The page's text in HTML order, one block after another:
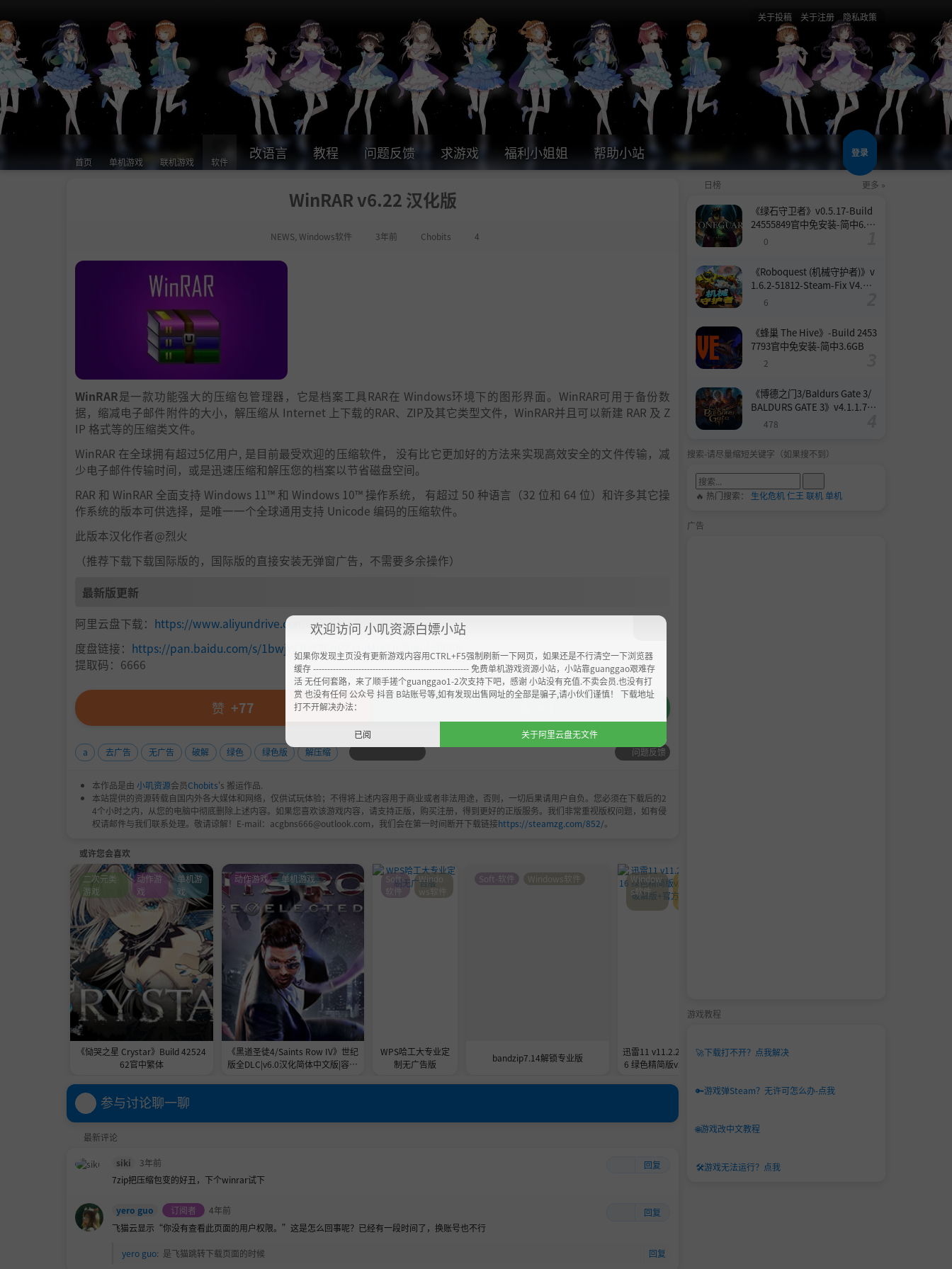
关于投稿 关于注册 隐私政策
首页 单机游戏 联机游戏 软件
改语言 教程 问题反馈 求游戏 福利小姐姐 帮助小站 登录
WinRAR v6.22 汉化版
NEWS, Windows软件 3年前 Chobits 4
WinRAR是一款功能强大的压缩包管理器，它是档案工具RAR在 Windows环境下的图形界面。WinRAR可用于备份数
据，缩减电子邮件附件的大小，解压缩从 Internet 上下载的RAR、ZIP及其它类型文件，WinRAR并且可以新建 RAR 及 Z
IP 格式等的压缩类文件。
WinRAR 在全球拥有超过5亿用户, 是目前最受欢迎的压缩软件， 没有比它更加好的方法来实现高效安全的文件传输，减
少电子邮件传输时间，或是迅速压缩和解压您的档案以节省磁盘空间。
RAR 和 WinRAR 全面支持 Windows 11™ 和 Windows 10™ 操作系统， 有超过 50 种语言（32 位和 64 位）和许多其它操
作系统的版本可供选择，是唯一一个全球通用支持 Unicode 编码的压缩软件。
此版本汉化作者@烈火
（推荐下载下载国际版的，国际版的直接安装无弹窗广告，不需要多余操作）
最新版更新
阿里云盘下载： https://www.aliyundrive.com/s/oyA4taThxoz
度盘链接： https://pan.baidu.com/s/1bwjW3tzY36nPZJ4vMj4YJA?pwd=6666
提取码：6666
赞 +77
a 去广告 无广告 破解 绿色 绿色版 解压缩 问题反馈
本作品是由 小叽资源会员Chobits's 搬运作品.
本站提供的资源转载自国内外各大媒体和网络，仅供试玩体验；不得将上述内容用于商业或者非法用途，否则，一切后果请用户自负。您必须在下载后的2
4个小时之内，从您的电脑中彻底删除上述内容。如果您喜欢该游戏内容，请支持正版，购买注册，得到更好的正版服务。我们非常重视版权问题，如有侵
权请邮件与我们联系处理。敬请谅解！E-mail：acgbns666@outlook.com，我们会在第一时间断开下载链接https://steamzg.com/852/。
或许您会喜欢
《恸哭之星 Crystar》Build 42524
62官中繁体
二次元类
游戏
动作游
戏
单机游
戏
《黑道圣徒4/Saints Row IV》世纪
版全DLC|v6.0汉化简体中文版|容量
动作游戏 单机游戏
WPS哈工大专业定
制无广告版
Soft-
软件
Windo
ws软件
bandzip7.14解锁专业版
Soft-软件 Windows软件
迅雷11 v11.2.2.171
6 绿色精简版v2+VI
Window
s软件
待
归
档
【让你电脑装上无广告版本的FLAS
+WIN10
参与讨论聊一聊
最新评论
siki 3年前
回复
7zip把压缩包变的好丑，下个winrar试下
yero guo 订阅者 4年前
回复
飞猫云显示“你没有查看此页面的用户权限。”这是怎么回事呢？已经有一段时间了，换账号也不行
yero guo: 是飞猫跳转下载页面的时候 回复
日榜 更多 »
《绿石守卫者》v0.5.17-Build
24555849官中免安装-简中6.6
0
《Roboquest (机械守护者)》v
1.6.2-51812-Steam-Fix V4.联
机版官中简体
6
《蜂巢 The Hive》-Build 2453
7793官中免安装-简中3.6GB
2
《博德之门3/Baldurs Gate 3/
BALDURS GATE 3》v4.1.1.739
8727-Build 24532579官中免安
478
搜索-请尽量缩短关键字（如果搜不到）
🔥 热门搜索： 生化危机仁王 联机单机
广告
游戏教程
🚀下载打不开？点我解决
🔑游戏弹Steam？无许可怎么办-点我
🌐游戏改中文教程
🛠️游戏无法运行？点我
欢迎访问 小叽资源白嫖小站
如果你发现主页没有更新游戏内容用CTRL+F5强制刷新一下网页，如果还是不行清空一下浏览器
缓存 ------------------------------------------------------- 免费单机游戏资源小站，小站靠guanggao艰难存
活 无任何套路，来了顺手搓个guanggao1-2次支持下吧，感谢 小站没有充值.不卖会员.也没有打
赏 也没有任何 公众号 抖音 B站账号等,如有发现出售网址的全部是骗子,请小伙们谨慎！ 下载地址
打不开解决办法：
已阅 关于阿里云盘无文件